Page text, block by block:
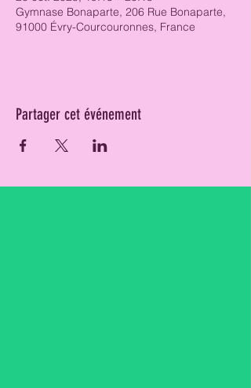
Gymnase Bonaparte, 206 Rue Bonaparte,
91000 Évry-Courcouronnes, France
Partager cet événement